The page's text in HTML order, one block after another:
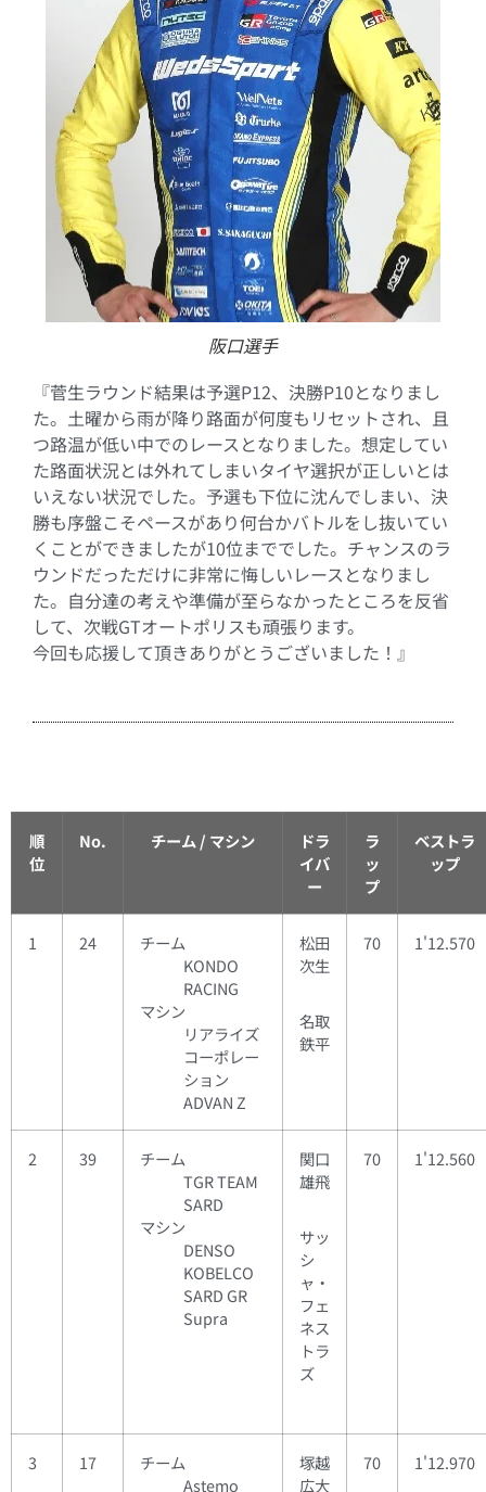
阪口選手
『菅生ラウンド結果は予選P12、決勝P10となりまし
た。土曜から雨が降り路面が何度もリセットされ、且
つ路温が低い中でのレースとなりました。想定してい
た路面状況とは外れてしまいタイヤ選択が正しいとは
いえない状況でした。予選も下位に沈んでしまい、決
勝も序盤こそペースがあり何台かバトルをし抜いてい
くことができましたが10位まででした。チャンスのラ
ウンドだっただけに非常に悔しいレースとなりまし
た。自分達の考えや準備が至らなかったところを反省
して、次戦GTオートポリスも頑張ります。
今回も応援して頂きありがとうございました！』
順
位
No. チーム / マシン
ドラ
イバ
ー
ラ
ッ
プ
ベストラ
ップ
1 24
チーム
KONDO
RACING
マシン
リアライズ
コーポレー
ション
ADVAN Z
松田
次生
名取
鉄平
70 1'12.570
2 39
チーム
TGR TEAM
SARD
マシン
DENSO
KOBELCO
SARD GR
Supra
関口
雄飛
サッ
シ
ャ・
フェ
ネス
トラ
ズ
70 1'12.560
3 17
チーム
Astemo
塚越
広大
70 1'12.970